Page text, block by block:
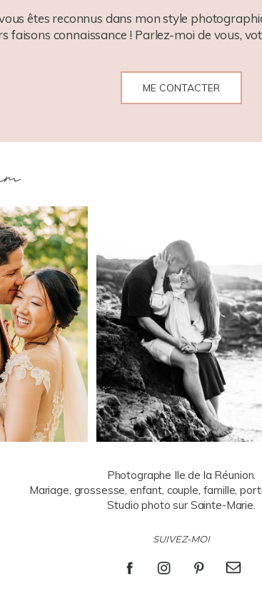
êtes reconnus dans mon style
faisons connaissance ! Parlez-moi de vous,
ME CONTACTER
Photographe Ile de la Réunion.
Mariage, grossesse, enfant, couple, famille,
Studio photo sur Sainte-Marie.
SUIVEZ-MOI